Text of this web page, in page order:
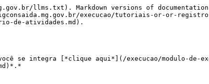
llms.txt). Markdown versions of
execucao/tutoriais-or-or-registro-
de-atividades.md).
se integra [*clique aqui*](/execucao/modulo-de-